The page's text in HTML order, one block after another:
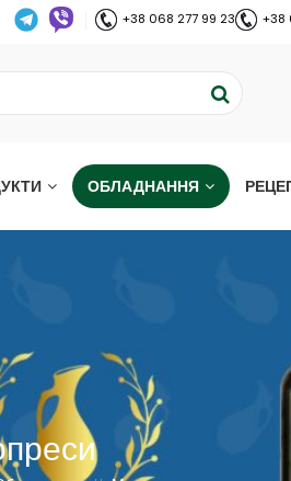
+38 068 277 99 23 +38
ОБЛАДНАННЯ